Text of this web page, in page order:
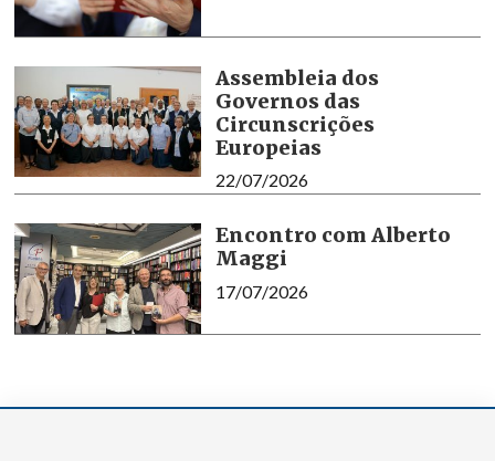
Assembleia dos
Governos das
Circunscrições
Europeias
22/07/2026
Encontro com Alberto
Maggi
17/07/2026